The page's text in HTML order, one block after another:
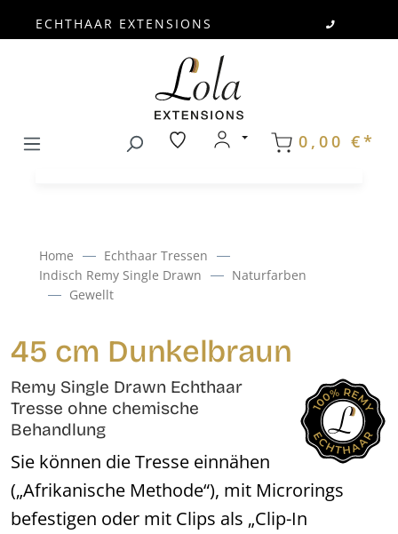
ECHTHAAR EXTENSIONS
0,00 €*
Home
Echthaar Tressen
Indisch Remy Single Drawn
Naturfarben
Gewellt
45 cm Dunkelbraun
Remy Single Drawn Echthaar
Tresse ohne chemische
Behandlung
Sie können die Tresse einnähen
(„Afrikanische Methode“), mit Microrings
befestigen oder mit Clips als „Clip-In